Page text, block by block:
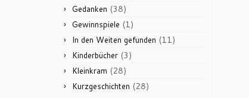
Gedanken (38)
Gewinnspiele (1)
In den Weiten gefunden (11)
Kinderbücher (3)
Kleinkram (28)
Kurzgeschichten (28)